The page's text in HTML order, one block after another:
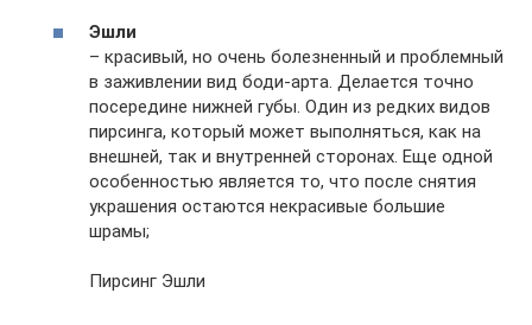
Эшли
– красивый, но очень болезненный и проблемный
в заживлении вид боди-арта. Делается точно
посередине нижней губы. Один из редких видов
пирсинга, который может выполняться, как на
внешней, так и внутренней сторонах. Еще одной
особенностью является то, что после снятия
украшения остаются некрасивые большие
шрамы;
Пирсинг Эшли